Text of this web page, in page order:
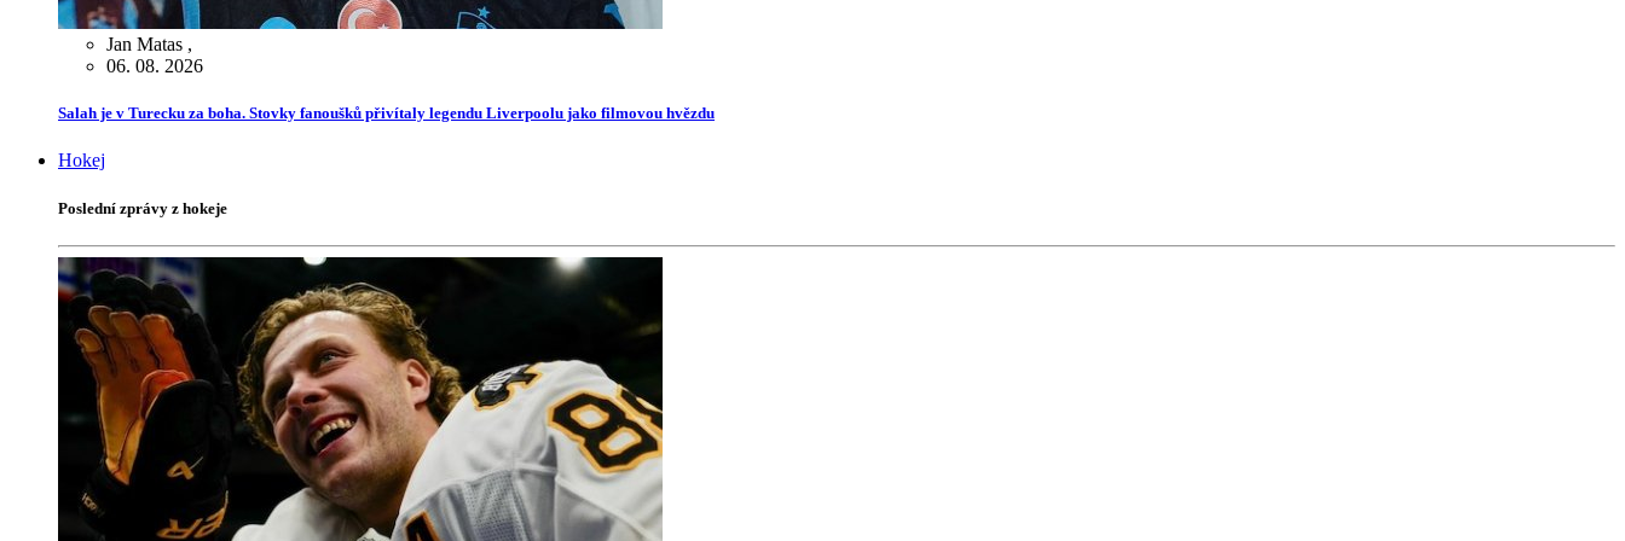
Jan Matas ,
06. 08. 2026
Salah je v Turecku za boha. Stovky fanoušků přivítaly legendu Liverpoolu jako filmovou hvězdu
Hokej
Poslední zprávy z hokeje